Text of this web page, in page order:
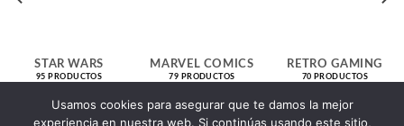
STAR WARS
95 PRODUCTOS
MARVEL COMICS
79 PRODUCTOS
RETRO GAMING
70 PRODUCTOS
Usamos cookies para asegurar que te damos la mejor
experiencia en nuestra web. Si continúas usando este sitio,